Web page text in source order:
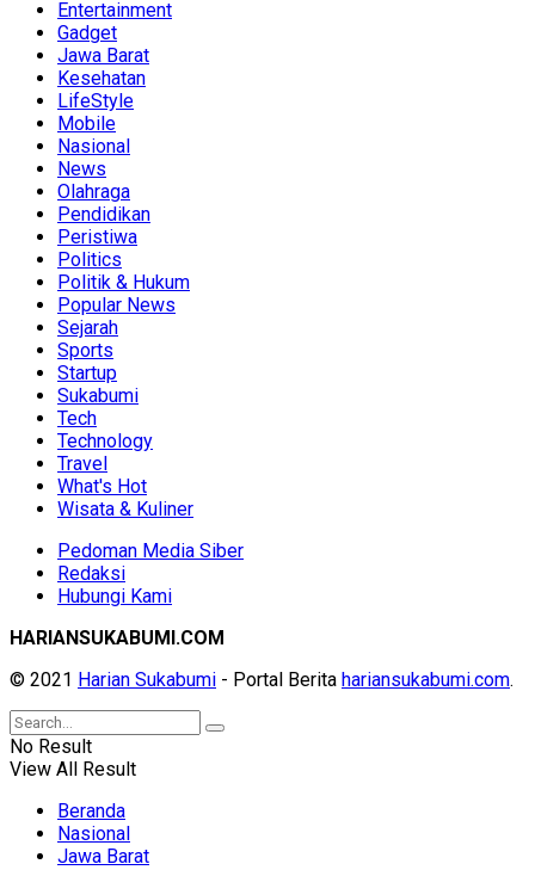
Entertainment
Gadget
Jawa Barat
Kesehatan
LifeStyle
Mobile
Nasional
News
Olahraga
Pendidikan
Peristiwa
Politics
Politik & Hukum
Popular News
Sejarah
Sports
Startup
Sukabumi
Tech
Technology
Travel
What's Hot
Wisata & Kuliner
Pedoman Media Siber
Redaksi
Hubungi Kami
HARIANSUKABUMI.COM
© 2021 Harian Sukabumi - Portal Berita hariansukabumi.com.
No Result
View All Result
Beranda
Nasional
Jawa Barat